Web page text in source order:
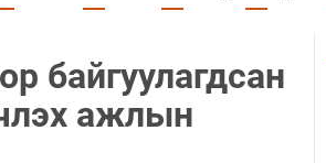
байгуулагдсан
ажлын